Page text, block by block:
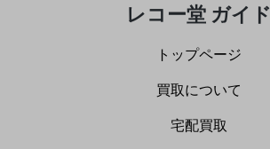
レコー堂 ガイド
トップページ
買取について
宅配買取